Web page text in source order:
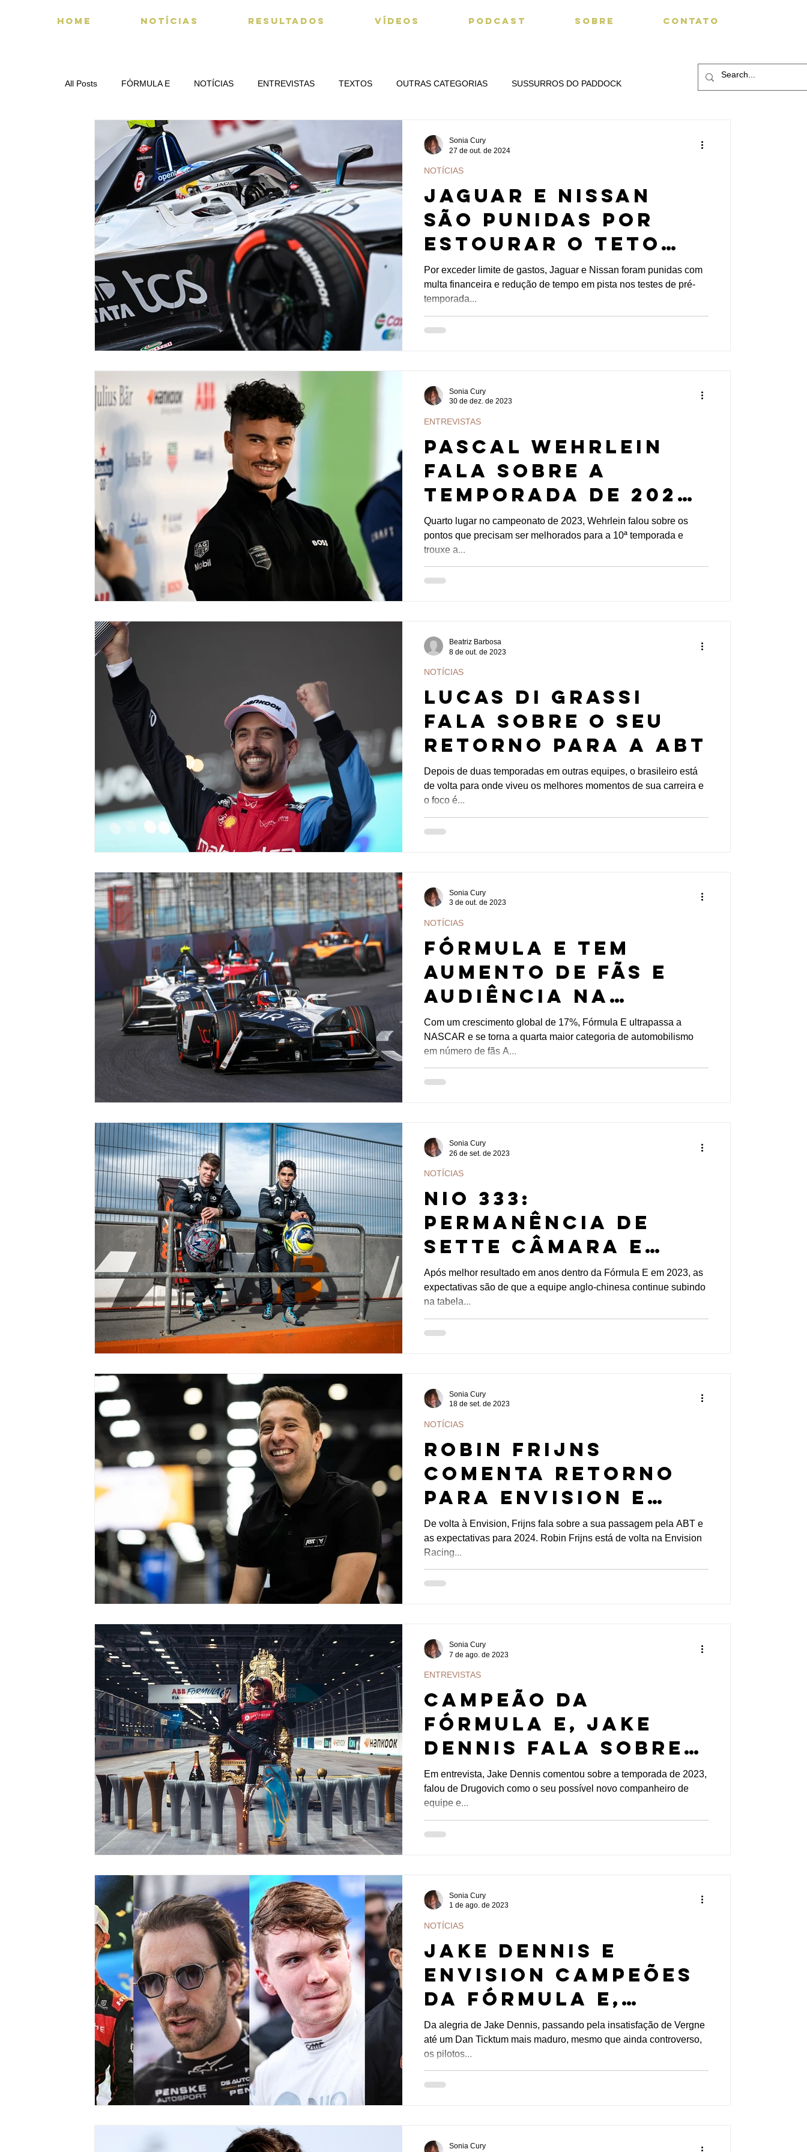
HOME NOTÍCIAS RESULTADOS VÍDEOS PODCAST SOBRE CONTATO
All Posts FÓRMULA E NOTÍCIAS ENTREVISTAS TEXTOS OUTRAS CATEGORIAS SUSSURROS DO PADDOCK
Jaguar e Nissan
são punidas por
estourar o teto
orçamentário da
Fórmula E
Por exceder limite de gastos, Jaguar e Nissan foram punidas com
multa financeira e redução de tempo em pista nos testes de pré-
temporada...
NOTÍCIAS
Sonia Cury
27 de out. de 2024
Pascal Wehrlein
fala sobre a
temporada de 2024,
foco e a evolução
da Fórmula E
Quarto lugar no campeonato de 2023, Wehrlein falou sobre os
pontos que precisam ser melhorados para a 10ª temporada e
trouxe a...
ENTREVISTAS
Sonia Cury
30 de dez. de 2023
Lucas Di Grassi
fala sobre o seu
retorno para a ABT
Depois de duas temporadas em outras equipes, o brasileiro está
de volta para onde viveu os melhores momentos de sua carreira e
o foco é...
NOTÍCIAS
Beatriz Barbosa
8 de out. de 2023
Fórmula E tem
aumento de fãs e
audiência na
temporada mais
competitiva de sua
história
Com um crescimento global de 17%, Fórmula E ultrapassa a
NASCAR e se torna a quarta maior categoria de automobilismo
em número de fãs A...
NOTÍCIAS
Sonia Cury
3 de out. de 2023
NIO 333:
Permanência de
Sette Câmara e
Ticktum em 2024 e a
evolução da equipe
Após melhor resultado em anos dentro da Fórmula E em 2023, as
expectativas são de que a equipe anglo-chinesa continue subindo
na tabela...
NOTÍCIAS
Sonia Cury
26 de set. de 2023
Robin Frijns
comenta retorno
para Envision e
explica os motivos
de sua ida para a
ABT em 2023
De volta à Envision, Frijns fala sobre a sua passagem pela ABT e
as expectativas para 2024. Robin Frijns está de volta na Envision
Racing...
NOTÍCIAS
Sonia Cury
18 de set. de 2023
Campeão da
Fórmula E, Jake
Dennis fala sobre
título, Andretti,
Felipe Drugovich e
Fórmula 1
Em entrevista, Jake Dennis comentou sobre a temporada de 2023,
falou de Drugovich como o seu possível novo companheiro de
equipe e...
ENTREVISTAS
Sonia Cury
7 de ago. de 2023
Jake Dennis e
Envision campeões
da Fórmula E,
frustração de
Vergne, renovação
e despedidas
Da alegria de Jake Dennis, passando pela insatisfação de Vergne
até um Dan Ticktum mais maduro, mesmo que ainda controverso,
os pilotos...
NOTÍCIAS
Sonia Cury
1 de ago. de 2023
Sonia Cury